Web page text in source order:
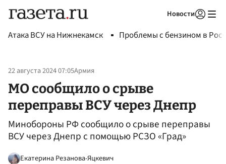
Новости
Атака ВСУ на Нижнекамск Проблемы с бензином в
22 августа 2024 07:05Армия
МО сообщило о срыве
переправы ВСУ через Днепр
Минобороны РФ сообщило о срыве переправы
ВСУ через Днепр с помощью РСЗО «Град»
Екатерина Резанова-Яцкевич